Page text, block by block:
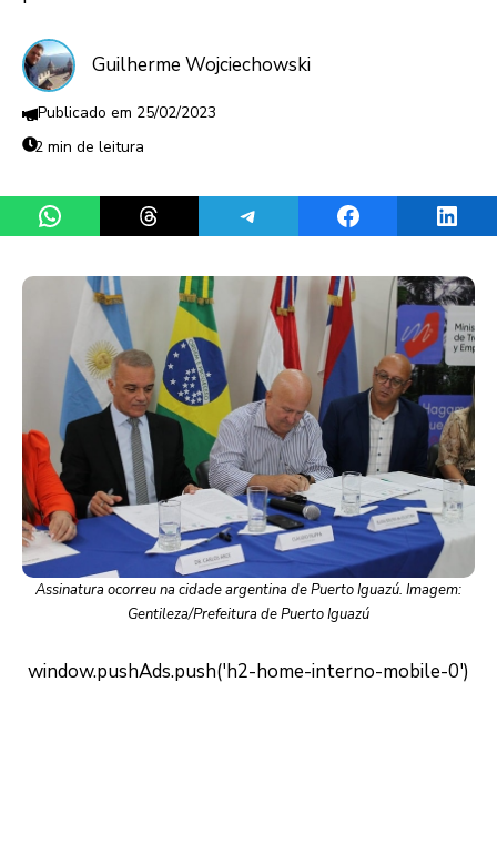
Guilherme Wojciechowski
25/02/2023
2 min de leitura
Share on WhatsAppShare on ThreadsShare on TelegramShare on Facebook
Assinatura ocorreu na cidade argentina de Puerto Iguazú. Imagem:
Gentileza/Prefeitura de Puerto Iguazú